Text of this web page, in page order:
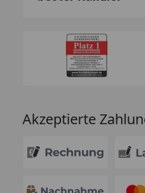
Akzeptierte